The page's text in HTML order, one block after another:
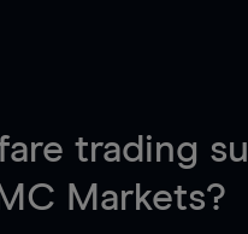
trading su
Markets?